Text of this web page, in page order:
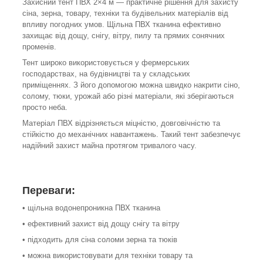
Захисний тент ПВХ 2×4 м — практичне рішення для захисту
сіна, зерна, товару, техніки та будівельних матеріалів від
впливу погодних умов. Щільна ПВХ тканина ефективно
захищає від дощу, снігу, вітру, пилу та прямих сонячних
променів.
Тент широко використовується у фермерських
господарствах, на будівництві та у складських
приміщеннях. З його допомогою можна швидко накрити сіно,
солому, тюки, урожай або різні матеріали, які зберігаються
просто неба.
Матеріал ПВХ відрізняється міцністю, довговічністю та
стійкістю до механічних навантажень. Такий тент забезпечує
надійний захист майна протягом тривалого часу.
Переваги:
• щільна водонепроникна ПВХ тканина
• ефективний захист від дощу снігу та вітру
• підходить для сіна соломи зерна та тюків
• можна використовувати для техніки товару та